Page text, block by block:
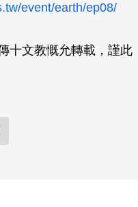
event/earth/ep08/
十文教慨允轉載，謹此